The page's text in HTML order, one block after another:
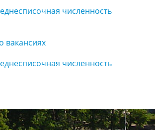
численность
вакансиях
численность